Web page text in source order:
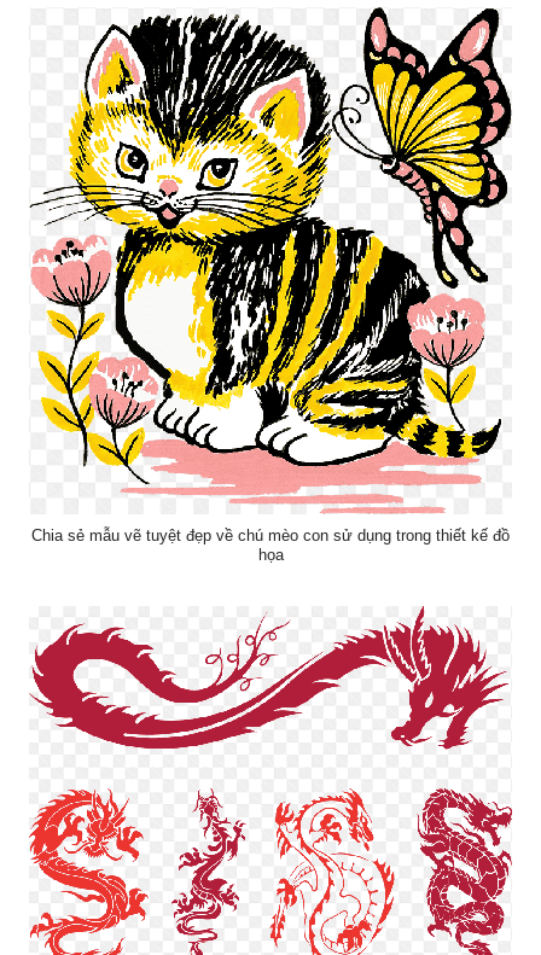
Chia sẻ mẫu vẽ tuyệt đẹp về chú mèo con sử dụng trong thiết kế đồ
họa